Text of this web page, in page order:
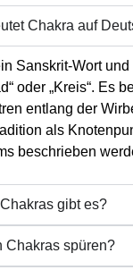
Chakra auf
Sanskrit-Wort und
oder „Kreis“. Es
entlang der
als
beschrieben
gibt es?
Chakras spüren?